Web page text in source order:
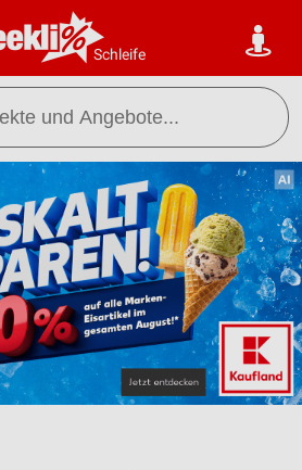
Schleife